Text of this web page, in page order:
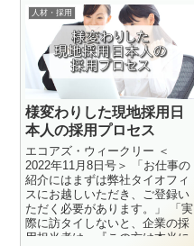
人材・採用
様変わりした現地採用日
本人の採用プロセス
エコアズ・ウィークリー ＜
2022年11月8日号＞ 「お仕事の
紹介にはまずは弊社タイオフィ
スにお越しいただき、ご登録い
ただく必要があります。」 「実
際に訪タイしないと、企業の採
用担当者は、『この方は本当に